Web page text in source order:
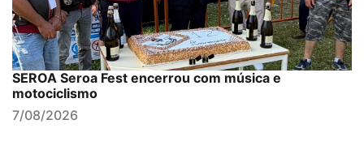
SEROA Seroa Fest encerrou com música e
motociclismo
7/08/2026